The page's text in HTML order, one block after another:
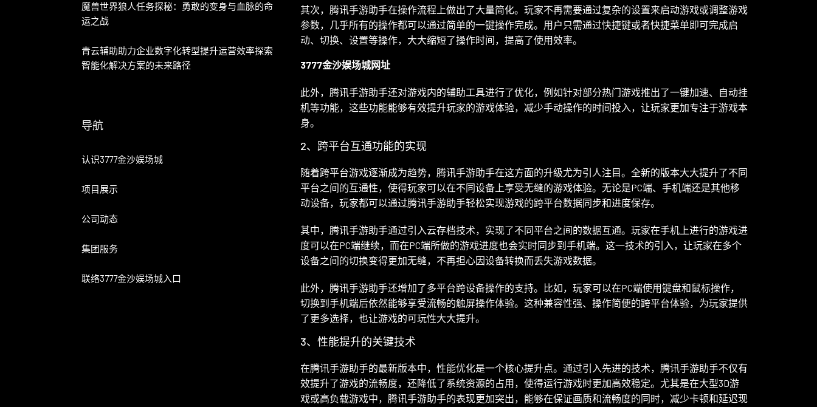
魔兽世界狼人任务探秘：勇敢的变身与血脉的命
运之战
青云辅助助力企业数字化转型提升运营效率探索
智能化解决方案的未来路径
导航
认识3777金沙娱场城
项目展示
公司动态
集团服务
联络3777金沙娱场城入口
其次，腾讯手游助手在操作流程上做出了大量简化。玩家不再需要通过复杂的设置来启动游戏或调整游戏
参数，几乎所有的操作都可以通过简单的一键操作完成。用户只需通过快捷键或者快捷菜单即可完成启
动、切换、设置等操作，大大缩短了操作时间，提高了使用效率。
3777金沙娱场城网址
此外，腾讯手游助手还对游戏内的辅助工具进行了优化，例如针对部分热门游戏推出了一键加速、自动挂
机等功能，这些功能能够有效提升玩家的游戏体验，减少手动操作的时间投入，让玩家更加专注于游戏本
身。
2、跨平台互通功能的实现
随着跨平台游戏逐渐成为趋势，腾讯手游助手在这方面的升级尤为引人注目。全新的版本大大提升了不同
平台之间的互通性，使得玩家可以在不同设备上享受无缝的游戏体验。无论是PC端、手机端还是其他移
动设备，玩家都可以通过腾讯手游助手轻松实现游戏的跨平台数据同步和进度保存。
其中，腾讯手游助手通过引入云存档技术，实现了不同平台之间的数据互通。玩家在手机上进行的游戏进
度可以在PC端继续，而在PC端所做的游戏进度也会实时同步到手机端。这一技术的引入，让玩家在多个
设备之间的切换变得更加无缝，不再担心因设备转换而丢失游戏数据。
此外，腾讯手游助手还增加了多平台跨设备操作的支持。比如，玩家可以在PC端使用键盘和鼠标操作，
切换到手机端后依然能够享受流畅的触屏操作体验。这种兼容性强、操作简便的跨平台体验，为玩家提供
了更多选择，也让游戏的可玩性大大提升。
3、性能提升的关键技术
在腾讯手游助手的最新版本中，性能优化是一个核心提升点。通过引入先进的技术，腾讯手游助手不仅有
效提升了游戏的流畅度，还降低了系统资源的占用，使得运行游戏时更加高效稳定。尤其是在大型3D游
戏或高负载游戏中，腾讯手游助手的表现更加突出，能够在保证画质和流畅度的同时，减少卡顿和延迟现